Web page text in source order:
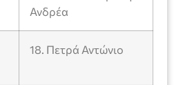
Ανδρέα
18. Πετρά Αντώνιο